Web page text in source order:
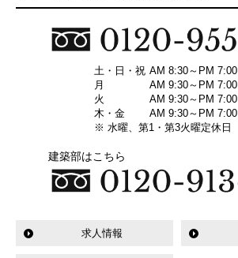
土・日・祝 AM 8:30～PM 7:00
月
AM 9:30～PM 7:00
火
AM 9:30～PM 7:00
木・金
AM 9:30～PM 7:00
※ 水曜、第1・第3火曜定休日
建築部はこちら
求人情報